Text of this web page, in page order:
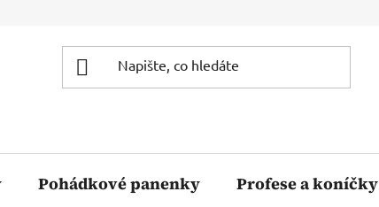
Pohádkové panenky Profese a koníčky